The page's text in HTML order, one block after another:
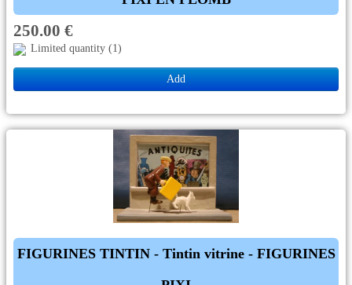
250.00 €
Limited quantity (1)
Add
FIGURINES TINTIN - Tintin vitrine - FIGURINES